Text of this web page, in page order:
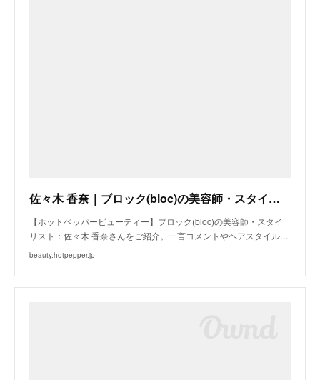
佐々木 香奈｜ブロック(bloc)の美容師・スタイリスト｜ホットペッパービューティー
【ホットペッパービューティー】ブロック(bloc)の美容師・スタイ
リスト：佐々木 香奈さんをご紹介。一言コメントやヘアスタイル…
beauty.hotpepper.jp